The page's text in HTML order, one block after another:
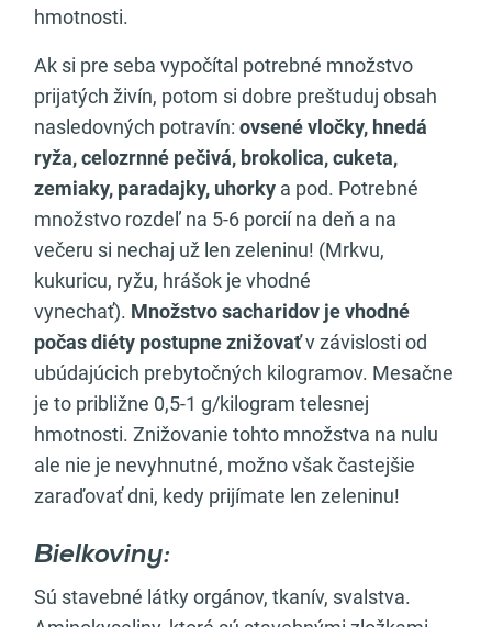
hmotnosti.
Ak si pre seba vypočítal potrebné množstvo
prijatých živín, potom si dobre preštuduj obsah
nasledovných potravín: ovsené vločky, hnedá
ryža, celozrnné pečivá, brokolica, cuketa,
zemiaky, paradajky, uhorky a pod. Potrebné
množstvo rozdeľ na 5-6 porcií na deň a na
večeru si nechaj už len zeleninu! (Mrkvu,
kukuricu, ryžu, hrášok je vhodné
vynechať). Množstvo sacharidov je vhodné
počas diéty postupne znižovaťv závislosti od
ubúdajúcich prebytočných kilogramov. Mesačne
je to približne 0,5-1 g/kilogram telesnej
hmotnosti. Znižovanie tohto množstva na nulu
ale nie je nevyhnutné, možno však častejšie
zaraďovať dni, kedy prijímate len zeleninu!
Bielkoviny:
Sú stavebné látky orgánov, tkanív, svalstva.